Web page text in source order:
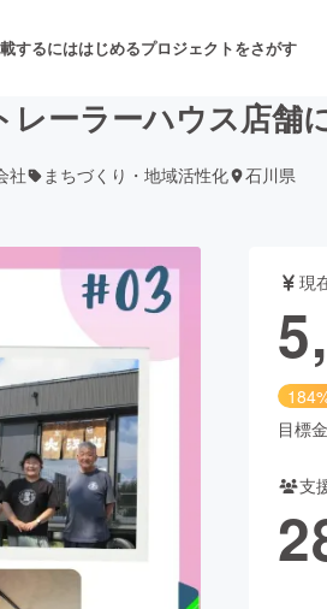
するにははじめるプロジェクトをさがす
舞台・パフォーマン
フード・飲食店
ビューティー・ヘル
レーラーハウス店舗
社 まちづくり・地域活性化 石川県
現
目標
支